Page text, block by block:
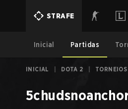
STRAFE
Inicial Partidas
INICIAL DOTA 2 TORNEIOS